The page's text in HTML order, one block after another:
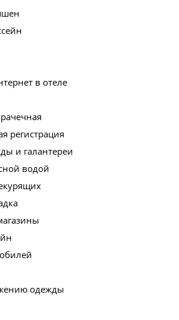
в отеле
регистрация
и галантереи
водой
одежды